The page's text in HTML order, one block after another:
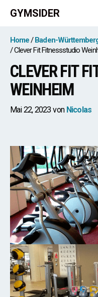
Zum
Inhalt
springen
GYMSIDER
Home Baden-
Clever Fit Fitnessstudio
CLEVER FIT
WEINHEIM
Mai 22, 2023 von Nicolas